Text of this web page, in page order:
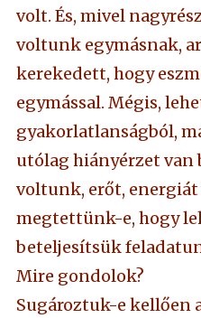
volt. És, mivel
voltunk egymásnak,
kerekedett, hogy
egymással. Mégis,
gyakorlatlanságból,
utólag hiányérzet
voltunk, erőt,
megtettünk-e, hogy
beteljesítsük
Mire gondolok?
Sugároztuk-e kellően